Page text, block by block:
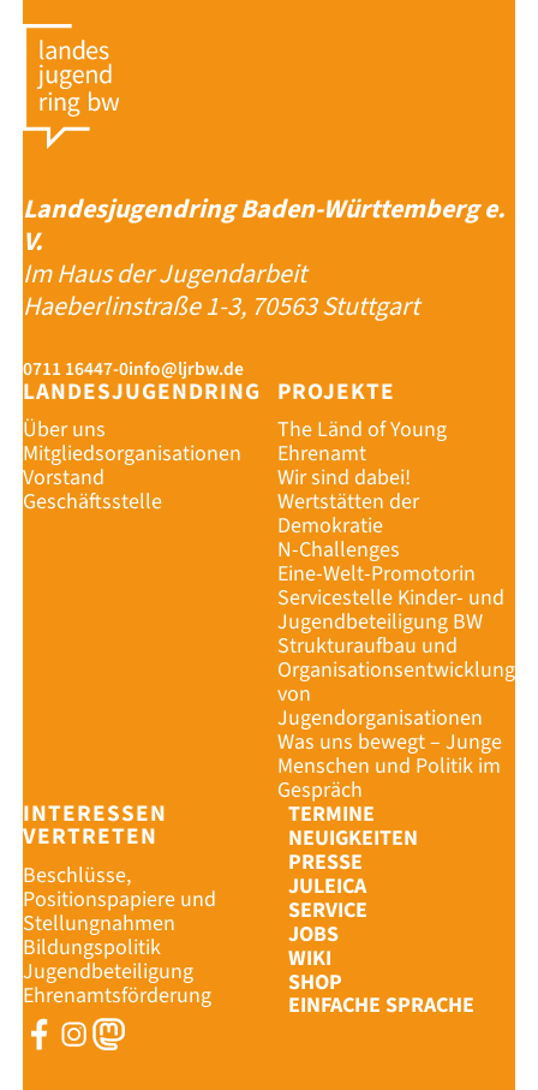
Landesjugendring Baden-Württemberg e.
V.
Im Haus der Jugendarbeit
Haeberlinstraße 1-3, 70563 Stuttgart
0711 16447-0info@ljrbw.de
LANDESJUGENDRING
Über uns
Mitgliedsorganisationen
Vorstand
Geschäftsstelle
PROJEKTE
The Länd of Young
Ehrenamt
Wir sind dabei!
Wertstätten der
Demokratie
N-Challenges
Eine-Welt-Promotorin
Servicestelle Kinder- und
Jugendbeteiligung BW
Strukturaufbau und
Organisationsentwicklung
von
Jugendorganisationen
Was uns bewegt – Junge
Menschen und Politik im
Gespräch
INTERESSEN
VERTRETEN
Beschlüsse,
Positionspapiere und
Stellungnahmen
Bildungspolitik
Jugendbeteiligung
Ehrenamtsförderung
TERMINE
NEUIGKEITEN
PRESSE
JULEICA
SERVICE
JOBS
WIKI
SHOP
EINFACHE SPRACHE